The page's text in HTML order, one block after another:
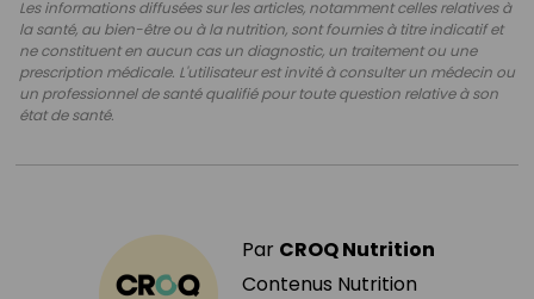
Les informations diffusées sur les articles, notamment celles relatives à
la santé, au bien-être ou à la nutrition, sont fournies à titre indicatif et
ne constituent en aucun cas un diagnostic, un traitement ou une
prescription médicale. L'utilisateur est invité à consulter un médecin ou
un professionnel de santé qualifié pour toute question relative à son
état de santé.
Par CROQ Nutrition
Contenus Nutrition